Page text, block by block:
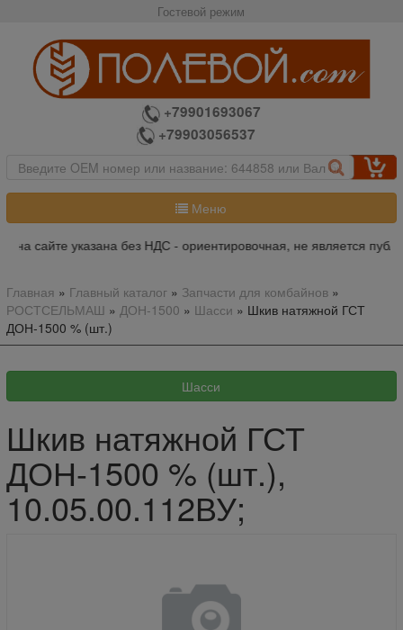
Гостевой режим
+79901693067
+79903056537
Меню
на сайте указана без НДС - ориентировочная, не является
Главная » Главный каталог» Запчасти для комбайнов»
РОСТСЕЛЬМАШ » ДОН-1500 » Шасси » Шкив натяжной ГСТ
ДОН-1500 % (шт.)
Шкив натяжной ГСТ
ДОН-1500 % (шт.),
10.05.00.112ВУ;